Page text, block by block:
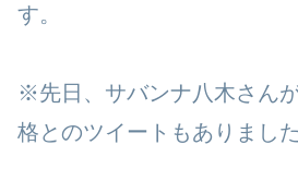
す。
※先日、サバンナ八木さん
格とのツイートもありました